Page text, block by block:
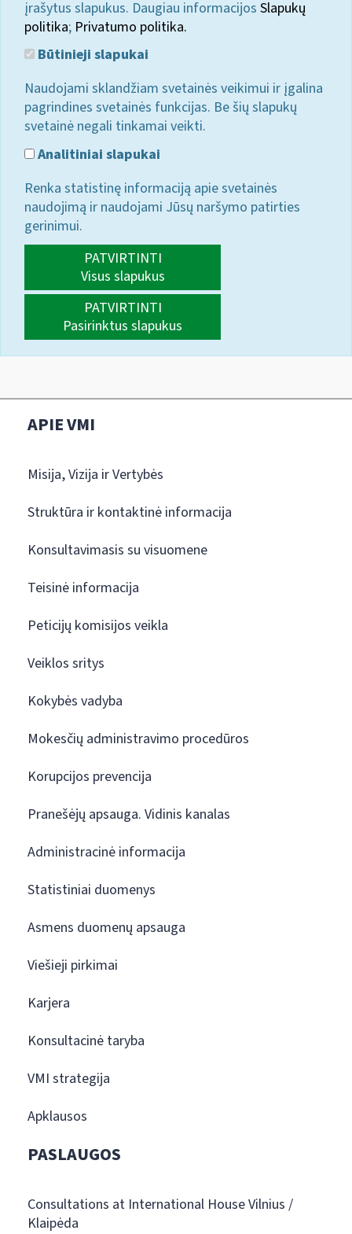
įrašytus slapukus. Daugiau informacijos Slapukų
politika; Privatumo politika.
Būtinieji slapukai
Naudojami sklandžiam svetainės veikimui ir įgalina
pagrindines svetainės funkcijas. Be šių slapukų
svetainė negali tinkamai veikti.
Analitiniai slapukai
Renka statistinę informaciją apie svetainės
naudojimą ir naudojami Jūsų naršymo patirties
gerinimui.
PATVIRTINTI
Visus slapukus
PATVIRTINTI
Pasirinktus slapukus
APIE VMI
Misija, Vizija ir Vertybės
Struktūra ir kontaktinė informacija
Konsultavimasis su visuomene
Teisinė informacija
Peticijų komisijos veikla
Veiklos sritys
Kokybės vadyba
Mokesčių administravimo procedūros
Korupcijos prevencija
Pranešėjų apsauga. Vidinis kanalas
Administracinė informacija
Statistiniai duomenys
Asmens duomenų apsauga
Viešieji pirkimai
Karjera
Konsultacinė taryba
VMI strategija
Apklausos
PASLAUGOS
Consultations at International House Vilnius /
Klaipėda